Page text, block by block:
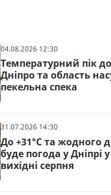
04.08.2026 12:30
Температурний пік
Дніпро та область
пекельна спека
31.07.2026 14:30
До +31°С та жодного
буде погода у Дніпрі
вихідні серпня